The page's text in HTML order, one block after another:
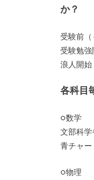
か？
受験前
受験勉
浪人開始
各科目
○数学
文部科学
青チャー
○物理